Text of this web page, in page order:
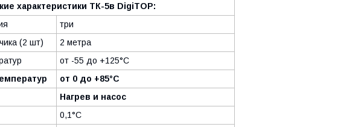
характеристики ТК-5в DigiTOP:
три
(2 шт)
2 метра
от -55 до +125°C
от 0 до +85°C
Нагрев и насос
​0,1°C